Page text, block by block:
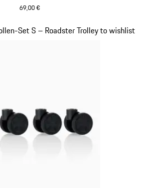
69,00 €
Set S – Roadster Trolley to wishlist